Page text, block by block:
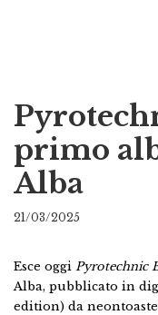
primo
Alba
21/03/2025
Esce oggi Pyrotechnic
Alba, pubblicato in
edition) da